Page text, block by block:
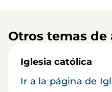
Otros temas de
Iglesia católica
Ir a la página de